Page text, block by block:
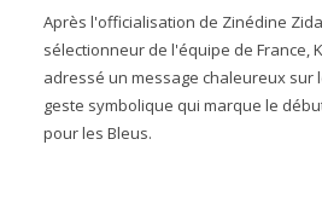
Après l'officialisation de Zinédine
sélectionneur de l'équipe de France,
adressé un message chaleureux sur
geste symbolique qui marque le
pour les Bleus.